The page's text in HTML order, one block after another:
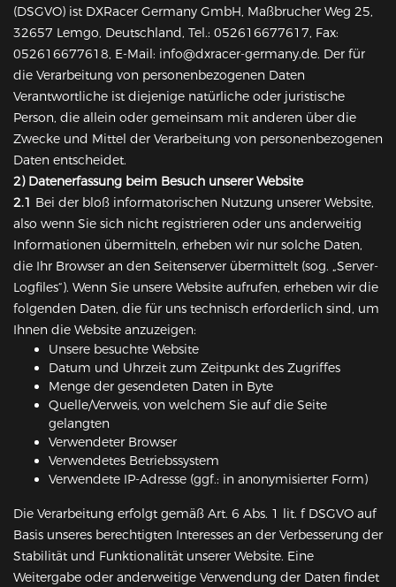
(DSGVO) ist DXRacer Germany GmbH, Maßbrucher Weg 25,
32657 Lemgo, Deutschland, Tel.: 052616677617, Fax:
052616677618, E-Mail: info@dxracer-germany.de. Der für
die Verarbeitung von personenbezogenen Daten
Verantwortliche ist diejenige natürliche oder juristische
Person, die allein oder gemeinsam mit anderen über die
Zwecke und Mittel der Verarbeitung von personenbezogenen
Daten entscheidet.
2) Datenerfassung beim Besuch unserer Website
2.1 Bei der bloß informatorischen Nutzung unserer Website,
also wenn Sie sich nicht registrieren oder uns anderweitig
Informationen übermitteln, erheben wir nur solche Daten,
die Ihr Browser an den Seitenserver übermittelt (sog. „Server-
Logfiles“). Wenn Sie unsere Website aufrufen, erheben wir die
folgenden Daten, die für uns technisch erforderlich sind, um
Ihnen die Website anzuzeigen:
Unsere besuchte Website
Datum und Uhrzeit zum Zeitpunkt des Zugriffes
Menge der gesendeten Daten in Byte
Quelle/Verweis, von welchem Sie auf die Seite
gelangten
Verwendeter Browser
Verwendetes Betriebssystem
Verwendete IP-Adresse (ggf.: in anonymisierter Form)
Die Verarbeitung erfolgt gemäß Art. 6 Abs. 1 lit. f DSGVO auf
Basis unseres berechtigten Interesses an der Verbesserung der
Stabilität und Funktionalität unserer Website. Eine
Weitergabe oder anderweitige Verwendung der Daten findet